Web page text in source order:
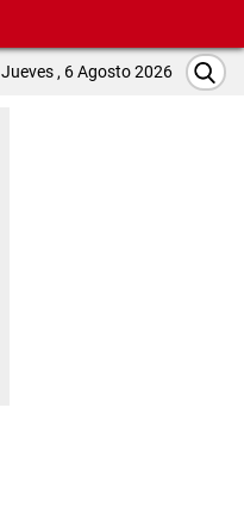
Jueves , 6 Agosto 2026